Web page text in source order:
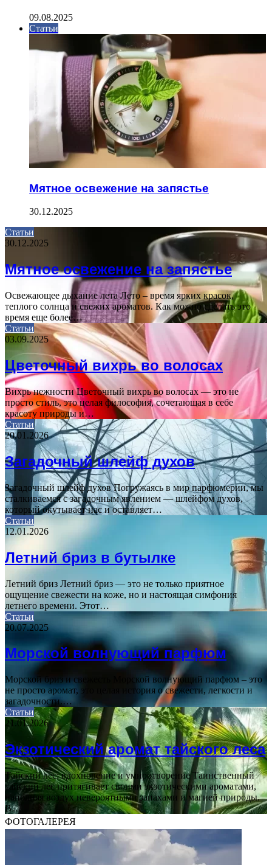
09.08.2025
Статьи
Мятное освежение на запястье
30.12.2025
Статьи
30.12.2025
Мятное освежение на запястье
Освежающее дыхание лета Лето – время ярких красок,
теплого солнца и свежих ароматов. Как можно сделать это
время еще более…
Статьи
03.09.2025
Цветочный вихрь во волосах
Вихрь нежности Цветочный вихрь во волосах — это не
просто стиль, это целая философия, сочетающая в себе
красоту природы и…
Статьи
20.01.2026
Загадочный шлейф духов
Загадочный шлейф духов Погружаясь в мир парфюмерии, мы
сталкиваемся с загадочным явлением — шлейфом духов,
который окутывает нас и оставляет…
Статьи
12.01.2026
Летний бриз в бутылке
Летний бриз Летний бриз — это не только приятное
ощущение свежести на коже, но и настоящая симфония
летнего времени. Этот…
Статьи
20.07.2025
Морской волнующий парфюм
Морской бриз и свежесть Морской волнующий парфюм – это
не просто аромат, это целая история о свежести, легкости и
загадочности.…
Статьи
21.01.2026
Экзотический аромат тайского леса
Тайский лес: вдохновение и умиротворение Таинственный
тайский лес притягивает своими экзотическими ароматами,
наполняя воздух невероятными запахами и магией природы.
В…
ФОТОГАЛЕРЕЯ